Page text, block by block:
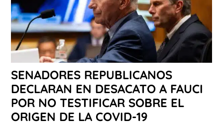
SENADORES REPUBLICANOS
DECLARAN EN DESACATO A FAUCI
POR NO TESTIFICAR SOBRE EL
ORIGEN DE LA COVID-19